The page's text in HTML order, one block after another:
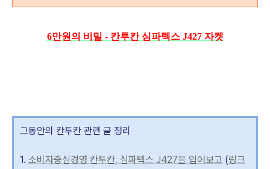
6만원의 비밀 - 칸투칸 심파텍스 J427 자켓
그동안의 칸투칸 관련 글 정리
1. 소비자중심경영 칸투칸, 심파텍스 J427을 입어보고 (링크